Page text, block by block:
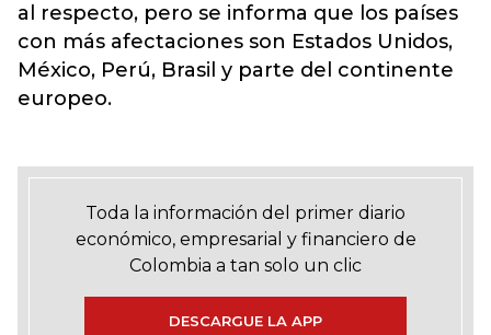
al respecto, pero se informa que los países
con más afectaciones son Estados Unidos,
México, Perú, Brasil y parte del continente
europeo.
Toda la información del primer diario
económico, empresarial y financiero de
Colombia a tan solo un clic
DESCARGUE LA APP